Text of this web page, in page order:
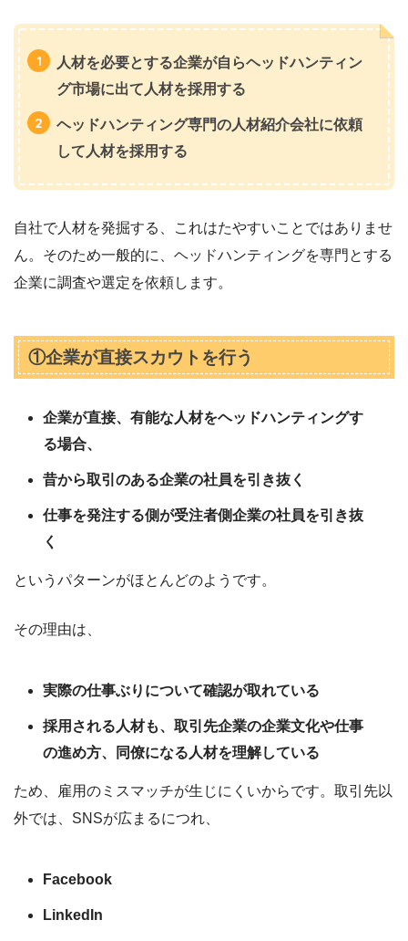
人材を必要とする企業が自らヘッドハンティン
グ市場に出て人材を採用する
ヘッドハンティング専門の人材紹介会社に依頼
して人材を採用する
自社で人材を発掘する、これはたやすいことではありませ
ん。そのため一般的に、ヘッドハンティングを専門とする
企業に調査や選定を依頼します。
①企業が直接スカウトを行う
企業が直接、有能な人材をヘッドハンティングす
る場合、
昔から取引のある企業の社員を引き抜く
仕事を発注する側が受注者側企業の社員を引き抜
く
というパターンがほとんどのようです。
その理由は、
実際の仕事ぶりについて確認が取れている
採用される人材も、取引先企業の企業文化や仕事
の進め方、同僚になる人材を理解している
ため、雇用のミスマッチが生じにくいからです。取引先以
外では、SNSが広まるにつれ、
Facebook
LinkedIn